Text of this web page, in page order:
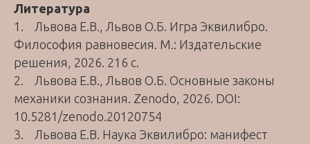
Литература
1. Львова Е.В., Львов О.Б. Игра Эквилибро.
Философия равновесия. М.: Издательские
решения, 2026. 216 с.
2. Львова Е.В., Львов О.Б. Основные законы
механики сознания. Zenodo, 2026. DOI:
10.5281/zenodo.20120754
3. Львова Е.В. Наука Эквилибро: манифест